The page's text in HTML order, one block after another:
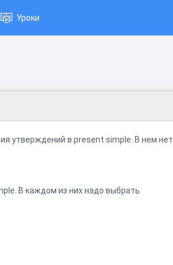
Уроки
утверждений в present simple. В нем нет
В каждом из них надо выбрать